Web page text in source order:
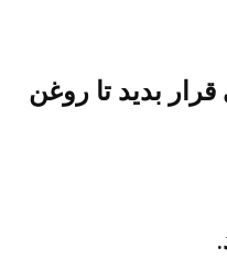
بدید تا روغن